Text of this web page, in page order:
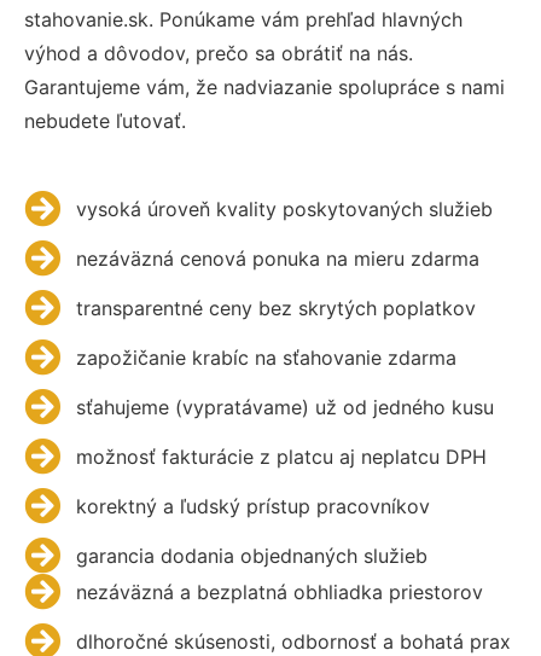
stahovanie.sk. Ponúkame vám prehľad hlavných
výhod a dôvodov, prečo sa obrátiť na nás.
Garantujeme vám, že nadviazanie spolupráce s nami
nebudete ľutovať.
vysoká úroveň kvality poskytovaných služieb
nezáväzná cenová ponuka na mieru zdarma
transparentné ceny bez skrytých poplatkov
zapožičanie krabíc na sťahovanie zdarma
sťahujeme (vypratávame) už od jedného kusu
možnosť fakturácie z platcu aj neplatcu DPH
korektný a ľudský prístup pracovníkov
garancia dodania objednaných služieb
nezáväzná a bezplatná obhliadka priestorov
dlhoročné skúsenosti, odbornosť a bohatá prax